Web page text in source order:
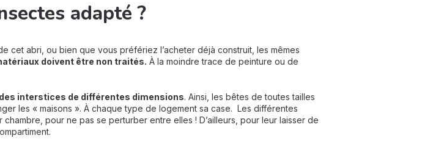
adapté ?
abri, ou bien que vous préfériez l’acheter déjà construit, les mêmes
doivent être non traités. À la moindre trace de peinture ou de
interstices de différentes dimensions. Ainsi, les bêtes de toutes tailles
les « maisons ». À chaque type de logement sa case. Les différentes
pour ne pas se perturber entre elles ! D’ailleurs, pour leur laisser de